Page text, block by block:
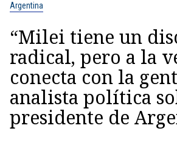
Argentina
“Milei tiene un
radical, pero a la
conecta con la
analista política
presidente de